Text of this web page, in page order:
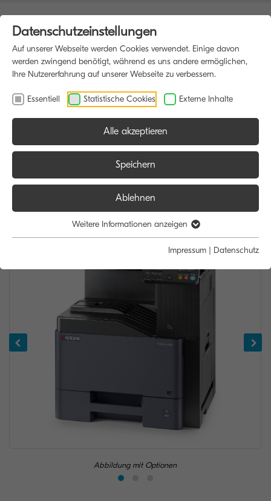
Abbildung mit Optionen
Datenschutzeinstellungen
Auf unserer Webseite werden Cookies verwendet. Einige davon
werden zwingend benötigt, während es uns andere ermöglichen,
Ihre Nutzererfahrung auf unserer Webseite zu verbessern.
Essentiell Statistische Cookies Externe Inhalte
Alle akzeptieren
Speichern
Ablehnen
Weitere Informationen anzeigen
Impressum | Datenschutz